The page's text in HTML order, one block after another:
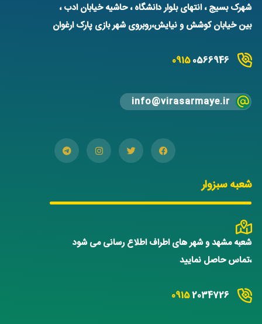
شهرک بسیج ، انتهای بلوار دانشگاه ، حاشیه خیابان ادب ،
بین خیابان کوشش و نیایش،روبروی شهر بازی پارک ارغوان
09150566946
info@virasarmaye.ir
شعبه سبزوار
شعبه مشهد و شهر های اطراف اطلاع رسانی می شود
،تماس حاصل نمایید
09152034726